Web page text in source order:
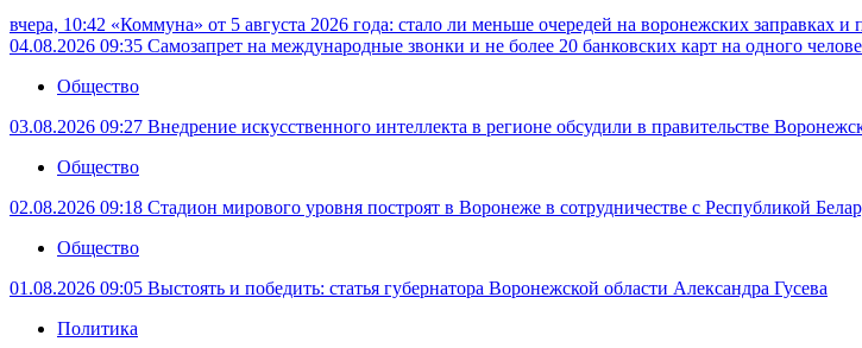
вчера, 10:42 «Коммуна» от 5 августа 2026 года: стало ли меньше очередей на воронежских заправках и
04.08.2026 09:35 Самозапрет на международные звонки и не более 20 банковских карт на одного
Общество
03.08.2026 09:27 Внедрение искусственного интеллекта в регионе обсудили в правительстве
Общество
02.08.2026 09:18 Стадион мирового уровня построят в Воронеже в сотрудничестве с Республикой
Общество
01.08.2026 09:05 Выстоять и победить: статья губернатора Воронежской области Александра Гусева
Политика